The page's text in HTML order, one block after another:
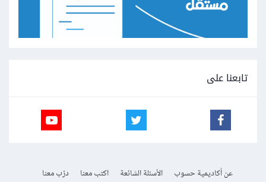
تابعنا على
عن أكاديمية حسوب الأسئلة الشائعة اكتب معنا
درّب معنا